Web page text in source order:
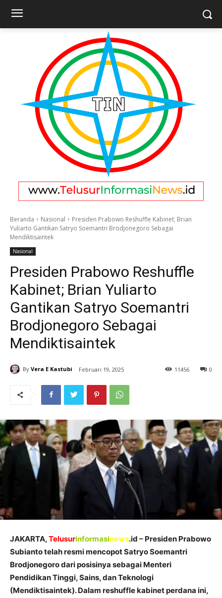
Beranda Nasional
Presiden Prabowo Reshuffle Kabinet; Brian
Yuliarto Gantikan Satryo Soemantri Brodjonegoro Sebagai
Mendiktisaintek
Nasional
Presiden Prabowo Reshuffle
Kabinet; Brian Yuliarto
Gantikan Satryo Soemantri
Brodjonegoro Sebagai
Mendiktisaintek
By Vera E Kastubi Februari 19, 2025 0
11456
JAKARTA,Telusurinformasinews.id – Presiden Prabowo
Subianto telah resmi mencopot Satryo Soemantri
Brodjonegoro dari posisinya sebagai Menteri
Pendidikan Tinggi, Sains, dan Teknologi
(Mendiktisaintek). Dalam reshuffle kabinet perdana ini,